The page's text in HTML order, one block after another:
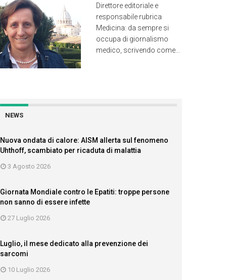
Direttore editoriale e
responsabile rubrica
Medicina: da sempre si
occupa di giornalismo
medico, scrivendo come...
NEWS
Nuova ondata di calore: AISM allerta sul fenomeno
Uhthoff, scambiato per ricaduta di malattia
3 Agosto 2026
Giornata Mondiale contro le Epatiti: troppe persone
non sanno di essere infette
27 Luglio 2026
Luglio, il mese dedicato alla prevenzione dei
sarcomi
10 Luglio 2026